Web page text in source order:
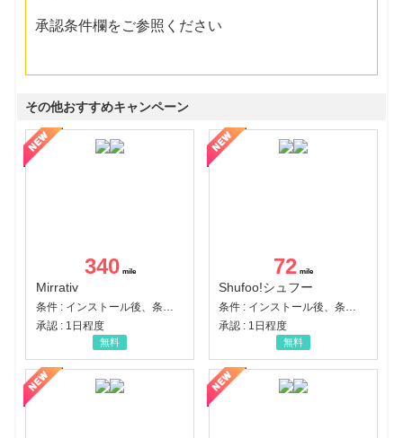
承認条件欄をご参照ください
その他おすすめキャンペーン
340
Mirrativ
条件 : インストール後、条件達成
承認 : 1日程度
無料
72
Shufoo!シュフー
条件 : インストール後、条件達成
承認 : 1日程度
無料